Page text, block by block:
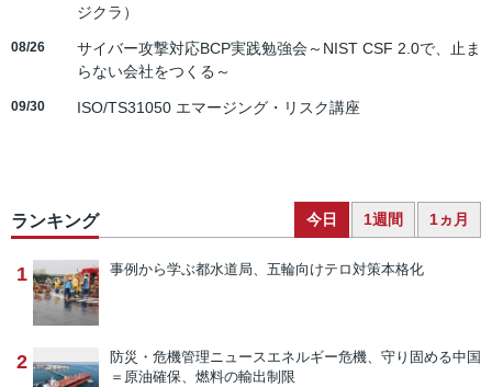
ジクラ）
08/26
サイバー攻撃対応BCP実践勉強会～NIST CSF 2.0で、止ま
らない会社をつくる～
09/30 ISO/TS31050 エマージング・リスク講座
ランキング 今日 1週間 1ヵ月
1 事例から学ぶ都水道局、五輪向けテロ対策本格化
2 防災・危機管理ニュースエネルギー危機、守り固める中国
＝原油確保、燃料の輸出制限